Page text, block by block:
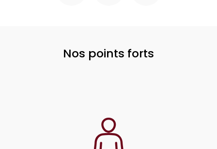
Nos points forts